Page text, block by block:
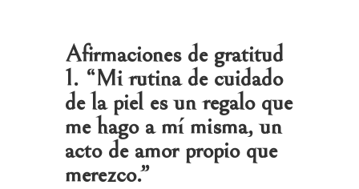
Afirmaciones de gratitud
1. “Mi rutina de cuidado
de la piel es un regalo que
me hago a mí misma, un
acto de amor propio que
merezco.”